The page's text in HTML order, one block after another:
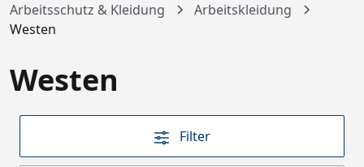
Arbeitsschutz & Kleidung
Arbeitskleidung
Westen
Westen
Filter